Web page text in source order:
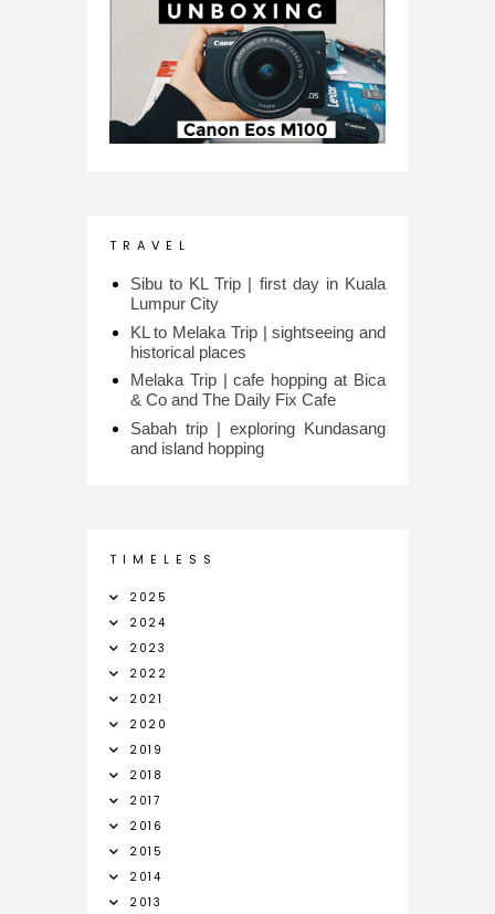
T R A V E L
Sibu to KL Trip | first day in Kuala
Lumpur City
KL to Melaka Trip | sightseeing and
historical places
Melaka Trip | cafe hopping at Bica
& Co and The Daily Fix Cafe
Sabah trip | exploring Kundasang
and island hopping
T I M E L E S S
2025
2024
2023
2022
2021
2020
2019
2018
2017
2016
2015
2014
2013